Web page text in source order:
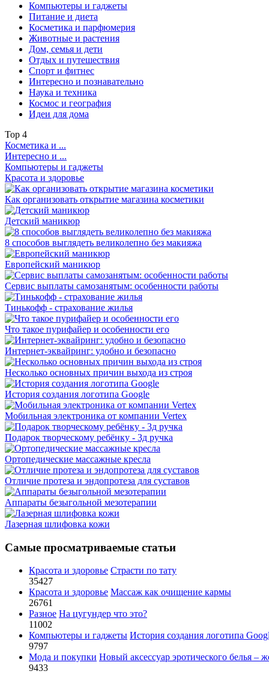
Компьютеры и гаджеты
Питание и диета
Косметика и парфюмерия
Животные и растения
Дом, семья и дети
Отдых и путешествия
Спорт и фитнес
Интересно и познавательно
Наука и техника
Космос и география
Идеи для дома
Top 4
Косметика и ...
Интересно и ...
Компьютеры и гаджеты
Красота и здоровье
Как организовать открытие магазина косметики
Детский маникюр
8 способов выглядеть великолепно без макияжа
Европейский маникюр
Сервис выплаты самозанятым: особенности работы
Тинькофф - страхование жилья
Что такое пурифайер и особенности его
Интернет-эквайринг: удобно и безопасно
Несколько основных причин выхода из строя
История создания логотипа Google
Мобильная электроника от компании Vertex
Подарок творческому ребёнку - 3д ручка
Ортопедические массажные кресла
Отличие протеза и эндопротеза для суставов
Аппараты безыгольной мезотерапии
Лазерная шлифовка кожи
Самые просматриваемые статьи
Красота и здоровье Страсти по тату
35427
Красота и здоровье Массаж как очищение кармы
26761
Разное На цугундер что это?
11002
Компьютеры и гаджеты История создания логотипа
9797
Мода и покупки Новый аксессуар эротического белья –
9433